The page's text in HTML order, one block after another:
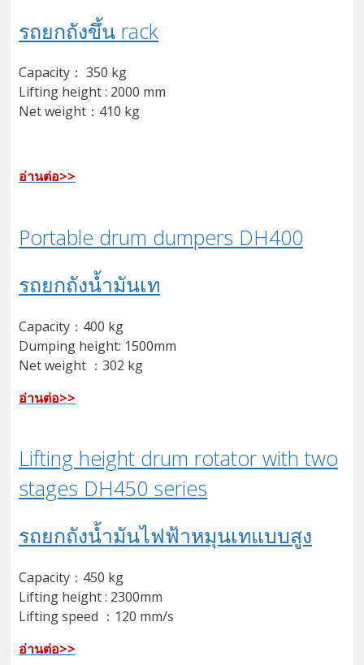
รถยกถังขึ้น rack
Capacity： 350 kg
Lifting height : 2000 mm
Net weight：410 kg
อ่านต่อ>>
Portable drum dumpers DH400
รถยกถังน้ำมันเท
Capacity：400 kg
Dumping height: 1500mm
Net weight ：302 kg
อ่านต่อ>>
Lifting height drum rotator with two
stages DH450 series
รถยกถังน้ำมันไฟฟ้าหมุนเทแบบสูง
Capacity：450 kg
Lifting height : 2300mm
Lifting speed ：120 mm/s
อ่านต่อ>>